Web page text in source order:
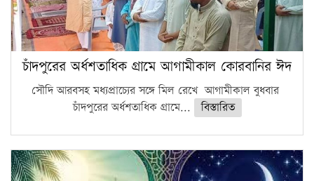
চাঁদপুরের অর্ধশতাধিক গ্রামে আগামীকাল কোরবানির ঈদ
সৌদি আরবসহ মধ্যপ্রাচ্যের সঙ্গে মিল রেখে আগামীকাল বুধবার
চাঁদপুরের অর্ধশতাধিক গ্রামে...
বিস্তারিত